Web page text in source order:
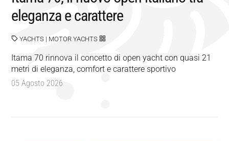
eleganza e carattere
YACHTS | MOTOR YACHTS
Itama 70 rinnova il concetto di open yacht con quasi 21
metri di eleganza, comfort e carattere sportivo
05 Agosto 2026